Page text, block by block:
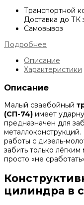
Транспортной
Доставка до ТК
Самовывоз
Подробнее
Описание
Характеристики
Описание
Малый сваебойный
(СП-74) имеет
предназначен для
работы с дизель-
забить только
просто «не
цилиндра в